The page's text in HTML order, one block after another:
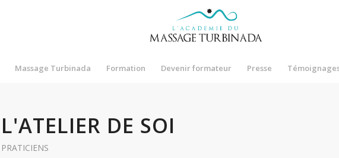
Massage Turbinada Formation Devenir formateur Presse
L'ATELIER DE SOI
PRATICIENS